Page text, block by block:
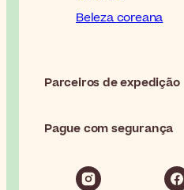
Beleza coreana
Parceiros de expedição
Pague com segurança